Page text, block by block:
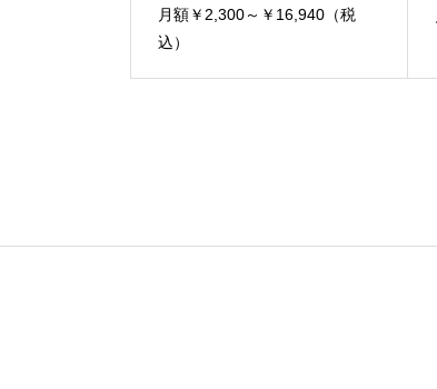
月額￥2,300～￥16,940（税
込）